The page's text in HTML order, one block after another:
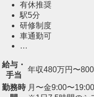
有休推奨
駅5分
研修制度
車通勤可
…
給与・
手当
年収480万円〜
勤務時 月〜金9:00〜